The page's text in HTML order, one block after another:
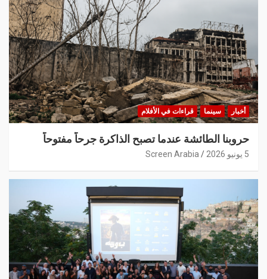
أخبار سينما قراءات في الأفلام
حروبنا الطائشة عندما تصبح الذاكرة جرحاً مفتوحاً
5 يونيو 2026 Screen Arabia